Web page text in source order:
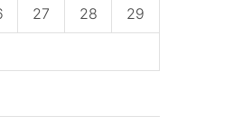
27 28 29